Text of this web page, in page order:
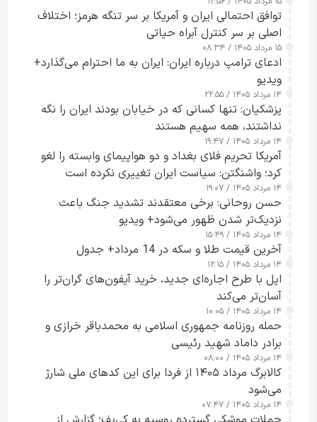
توافق احتمالی ایران و آمریکا بر سر تنگه هرمز؛ اختلاف
اصلی بر سر کنترل آبراه حیاتی
۱۵ مرداد ۱۴۰۵ / ۰۸:۳۴
ادعای ترامپ درباره ایران: ایران به ما احترام می‌گذارد+
ویدیو
۱۴ مرداد ۱۴۰۵ / ۲۲:۵۵
پزشکیان: تنها کسانی که در خیابان بودند ایران را نگه
نداشتند، همه سهیم هستند
۱۴ مرداد ۱۴۰۵ / ۱۹:۴۷
آمریکا تحریم فلای بغداد و دو هواپیمای وابسته را لغو
کرد؛ واشنگتن: سیاست ایران تغییری نکرده است
۱۴ مرداد ۱۴۰۵ / ۱۹:۰۷
حسن روحانی: برخی معتقدند تشدید جنگ باعث
نزدیک‌تر شدن ظهور می‌شود+ ویدیو
۱۴ مرداد ۱۴۰۵ / ۱۵:۴۹
آخرین قیمت طلا و سکه در 14 مرداد+ جدول
۱۴ مرداد ۱۴۰۵ / ۱۲:۱۵
اپل با طرح اجاره‌ای جدید، خرید آیفون‌های گران‌تر را
آسان‌تر می‌کند
۱۴ مرداد ۱۴۰۵ / ۱۰:۰۵
حمله روزنامه جمهوری اسلامی به محمدباقر خرازی و
برادر داماد شهید رئیسی
۱۴ مرداد ۱۴۰۵ / ۰۸:۰۰
کالابرگ مرداد ۱۴۰۵ از فردا برای این کدهای ملی شارژ
می‌شود
۱۴ مرداد ۱۴۰۵ / ۰۷:۴۷